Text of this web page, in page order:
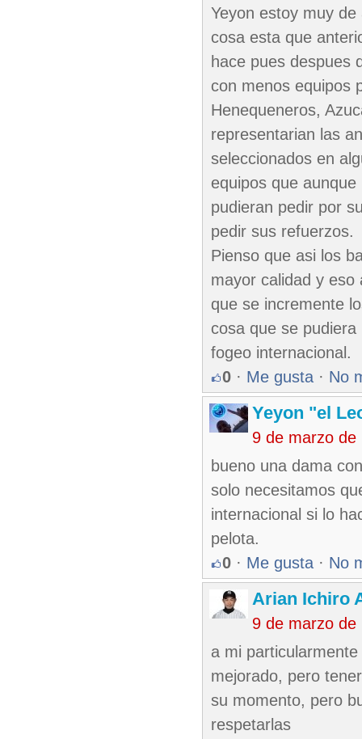
Yeyon estoy muy
cosa esta que
hace pues despues
con menos equipos
Henequeneros,
representarian las
seleccionados en
equipos que
pudieran pedir por
pedir sus refuerzos.
Pienso que asi los
mayor calidad y
que se incremente
cosa que se
fogeo internacional.
0 · Me gusta · No
Yeyon "el
9 de marzo de
bueno una dama
solo necesitamos
internacional si lo
pelota.
0 · Me gusta · No
Arian Ichiro
9 de marzo de
a mi
mejorado, pero
su momento, pero
respetarlas